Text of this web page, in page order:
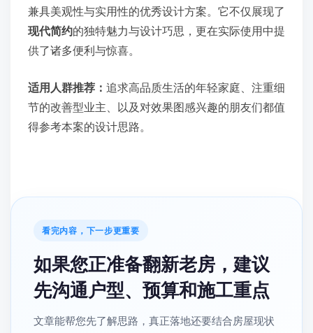
兼具美观性与实用性的优秀设计方案。它不仅展现了
现代简约的独特魅力与设计巧思，更在实际使用中提
供了诸多便利与惊喜。
适用人群推荐： 追求高品质生活的年轻家庭、注重细
节的改善型业主、以及对效果图感兴趣的朋友们都值
得参考本案的设计思路。
看完内容，下一步更重要
如果您正准备翻新老房，建议
先沟通户型、预算和施工重点
文章能帮您先了解思路，真正落地还要结合房屋现状